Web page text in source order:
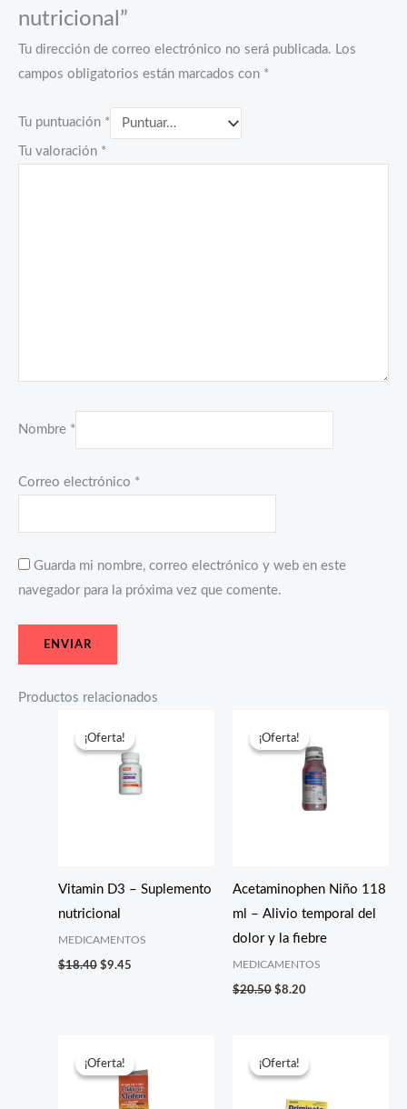
nutricional”
Tu dirección de correo electrónico no será publicada. Los
campos obligatorios están marcados con *
Tu puntuación *
Tu valoración *
Nombre *
Correo electrónico *
Guarda mi nombre, correo electrónico y web en este
navegador para la próxima vez que comente.
Productos relacionados
¡Oferta!
¡Oferta!
Vitamin D3 – Suplemento
nutricional
MEDICAMENTOS
$18.40
precio
original
$18.40.
$9.45
actual
es:
$9.45.
¡Oferta!
¡Oferta!
Acetaminophen Niño 118
ml – Alivio temporal del
dolor y la fiebre
MEDICAMENTOS
$20.50
precio
original
$20.50.
$8.20
actual
es:
$8.20.
¡Oferta!
¡Oferta!
precio
original
$20.05.
actual
es:
$9.99.
¡Oferta!
¡Oferta!
precio
original
$25.35.$12.30.